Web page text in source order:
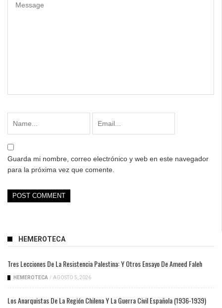
Guarda mi nombre, correo electrónico y web en este navegador
para la próxima vez que comente.
HEMEROTECA
Tres Lecciones De La Resistencia Palestina: Y Otros Ensayo De Ameed Faleh
HEMEROTECA / AGOSTO 5, 2026
Los Anarquistas De La Región Chilena Y La Guerra Civil Española (1936-1939)